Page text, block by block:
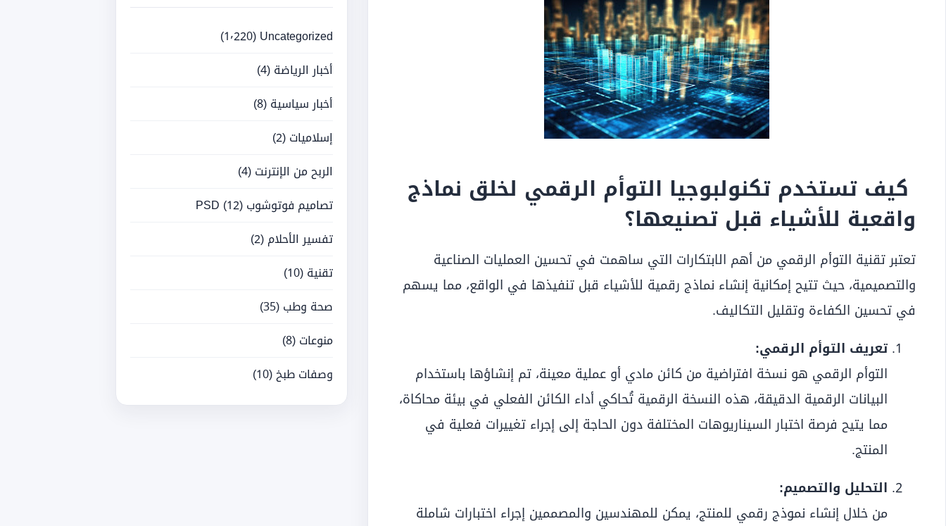
كيف تستخدم تكنولبوجيا التوأم الرقمي لخلق نماذج
واقعية للأشياء قبل تصنيعها؟
تعتبر تقنية التوأم الرقمي من أهم الابتكارات التي ساهمت في تحسين العمليات الصناعية
والتصميمية، حيث تتيح إمكانية إنشاء نماذج رقمية للأشياء قبل تنفيذها في الواقع، مما يسهم
في تحسين الكفاءة وتقليل التكاليف.
تعريف التوأم الرقمي:
التوأم الرقمي هو نسخة افتراضية من كائن مادي أو عملية معينة، تم إنشاؤها باستخدام
البيانات الرقمية الدقيقة، هذه النسخة الرقمية تُحاكي أداء الكائن الفعلي في بيئة محاكاة،
مما يتيح فرصة اختبار السيناريوهات المختلفة دون الحاجة إلى إجراء تغييرات فعلية في
المنتج.
التحليل والتصميم:
من خلال إنشاء نموذج رقمي للمنتج، يمكن للمهندسين والمصممين إجراء اختبارات شاملة
Uncategorized(1٬220)
أخبار الرياضة(4)
أخبار سياسية(8)
إسلاميات(2)
الربح من الإنترنت(4)
تصاميم فوتوشوب PSD(12)
تفسير الأحلام(2)
تقنية(10)
صحة وطب(35)
منوعات(8)
وصفات طبخ(10)